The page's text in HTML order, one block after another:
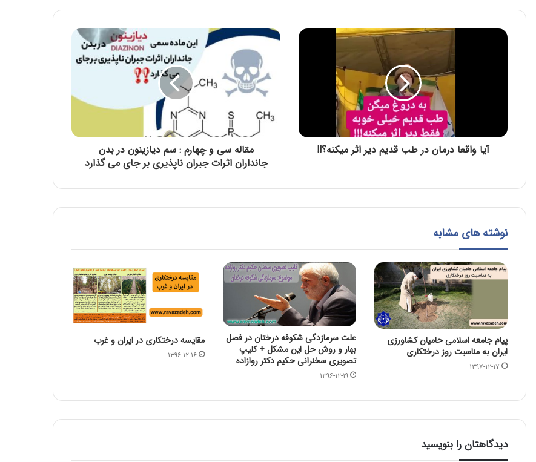
مبارک باد
سالروز وفات حضرت ام البنین مادر گرامی
حضرت عباس (علیه السلام) تسلیت باد
شهادت حضرت فاطمه زهرا سلام الله علیها
تسلیت باد
حلول ماه ربیع الاول، ماه شادمانی اهل بیت
بیانیه جامعه اسلامی حامیان کشاورزی ایران
به مناسبت یوم الله پیروزی انقلاب
اسلامی(1404)
🏴 شهادت امام کاظم علیه السلام تسلیت باد
تسلیت باد
آیا واقعا درمان در طب قدیم دیر اثر میکنه؟!!
مقاله سی و چهارم : سم دیازینون در بدن
جانداران اثرات جبران ناپذیری بر جای می گذارد
نوشته های مشابه
پیام جامعه اسلامی حامیان کشاورزی
ایران به مناسبت روز درختکاری
۱۳۹۷-۱۲-۱۷
علت سرمازدگی شکوفه درختان در فصل
بهار و روش حل این مشکل + کلیپ
تصویری سخنرانی حکیم دکتر روازاده
۱۳۹۶-۱۲-۱۹
مقایسه درختکاری در ایران و غرب
۱۳۹۶-۱۲-۱۶
دیدگاهتان را بنویسید